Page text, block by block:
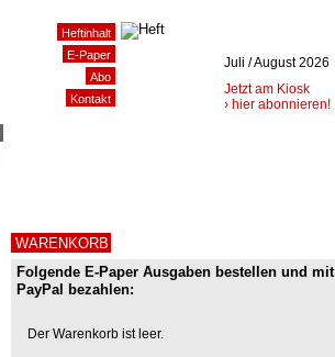
WARENKORB
Folgende E-Paper Ausgaben bestellen und mit
PayPal bezahlen:
Der Warenkorb ist leer.
Heftinhalt
E-Paper
Abo
Kontakt
Juli / August 2026
Jetzt am Kiosk
› hier abonnieren!